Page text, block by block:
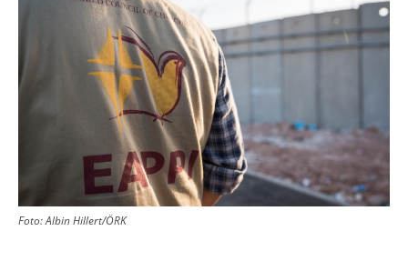
Foto:Albin Hillert/ÖRK